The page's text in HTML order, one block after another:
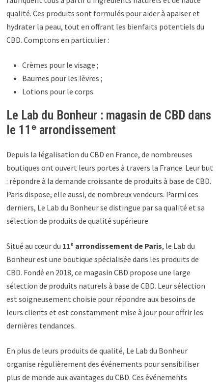
qualité. Ces produits sont formulés pour aider à apaiser et
hydrater la peau, tout en offrant les bienfaits potentiels du
CBD. Comptons en particulier :
Crèmes pour le visage ;
Baumes pour les lèvres ;
Lotions pour le corps.
Le Lab du Bonheur : magasin de CBD dans
le 11ᵉ arrondissement
Depuis la légalisation du CBD en France, de nombreuses
boutiques ont ouvert leurs portes à travers la France. Leur but
: répondre à la demande croissante de produits à base de CBD.
Paris dispose, elle aussi, de nombreux vendeurs. Parmi ces
derniers, Le Lab du Bonheur se distingue par sa qualité et sa
sélection de produits de qualité supérieure.
Situé au cœur du 11ᵉ arrondissement de Paris, le Lab du
Bonheur est une boutique spécialisée dans les produits de
CBD. Fondé en 2018, ce magasin CBD propose une large
sélection de produits naturels à base de CBD. Leur sélection
est soigneusement choisie pour répondre aux besoins de
leurs clients et est constamment mise à jour pour offrir les
dernières tendances.
En plus de leurs produits de qualité, Le Lab du Bonheur
organise régulièrement des événements pour sensibiliser
plus de monde aux avantages du CBD. Ces événements